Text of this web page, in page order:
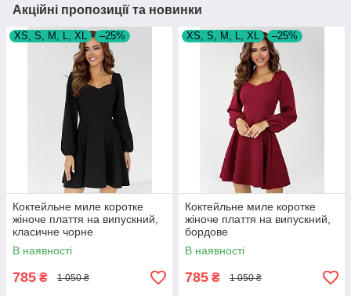
Акційні пропозиції та новинки
XS, S, M, L, XL –25%
Коктейльне миле коротке
жіноче плаття на випускний,
класичне чорне
В наявності
785 ₴ 1 050 ₴
XS, S, M, L, XL –25%
Коктейльне миле коротке
жіноче плаття на випускний,
бордове
В наявності
785 ₴ 1 050 ₴